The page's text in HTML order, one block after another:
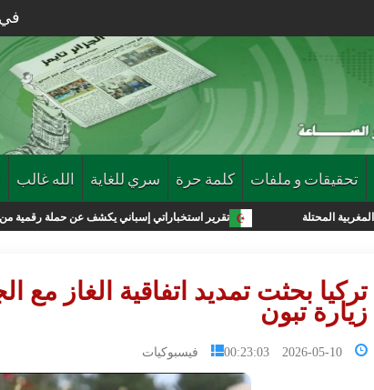
في 09 غشت 2026 الساعة 49 : 07
تحقيقات و ملفات كلمة حرة سري للغاية الله غالب
تقرير استخباراتي إسباني يكشف عن حملة رقمية من الجزائر جيشت
تركيا بحثت تمديد اتفاقية الغاز مع
زيارة تبون
2026-05-10 00:23:03 فيسبوكيات